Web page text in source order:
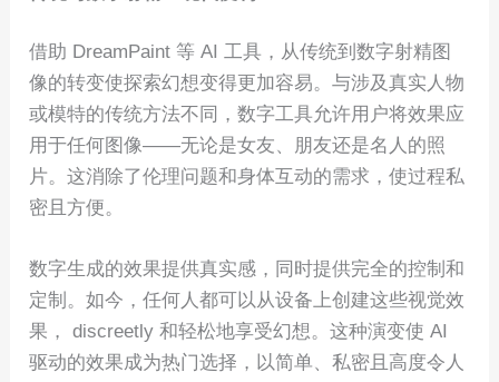
借助 DreamPaint 等 AI 工具，从传统到数字射精图
像的转变使探索幻想变得更加容易。与涉及真实人物
或模特的传统方法不同，数字工具允许用户将效果应
用于任何图像——无论是女友、朋友还是名人的照
片。这消除了伦理问题和身体互动的需求，使过程私
密且方便。
数字生成的效果提供真实感，同时提供完全的控制和
定制。如今，任何人都可以从设备上创建这些视觉效
果， discreetly 和轻松地享受幻想。这种演变使 AI
驱动的效果成为热门选择，以简单、私密且高度令人